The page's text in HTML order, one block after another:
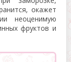
окажет
неоценимую
фруктов и